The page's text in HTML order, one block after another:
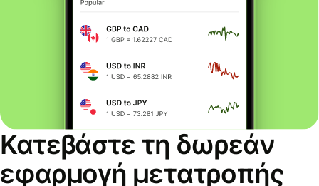
Κατεβάστε τη δωρεάν
εφαρμογή μετατροπής